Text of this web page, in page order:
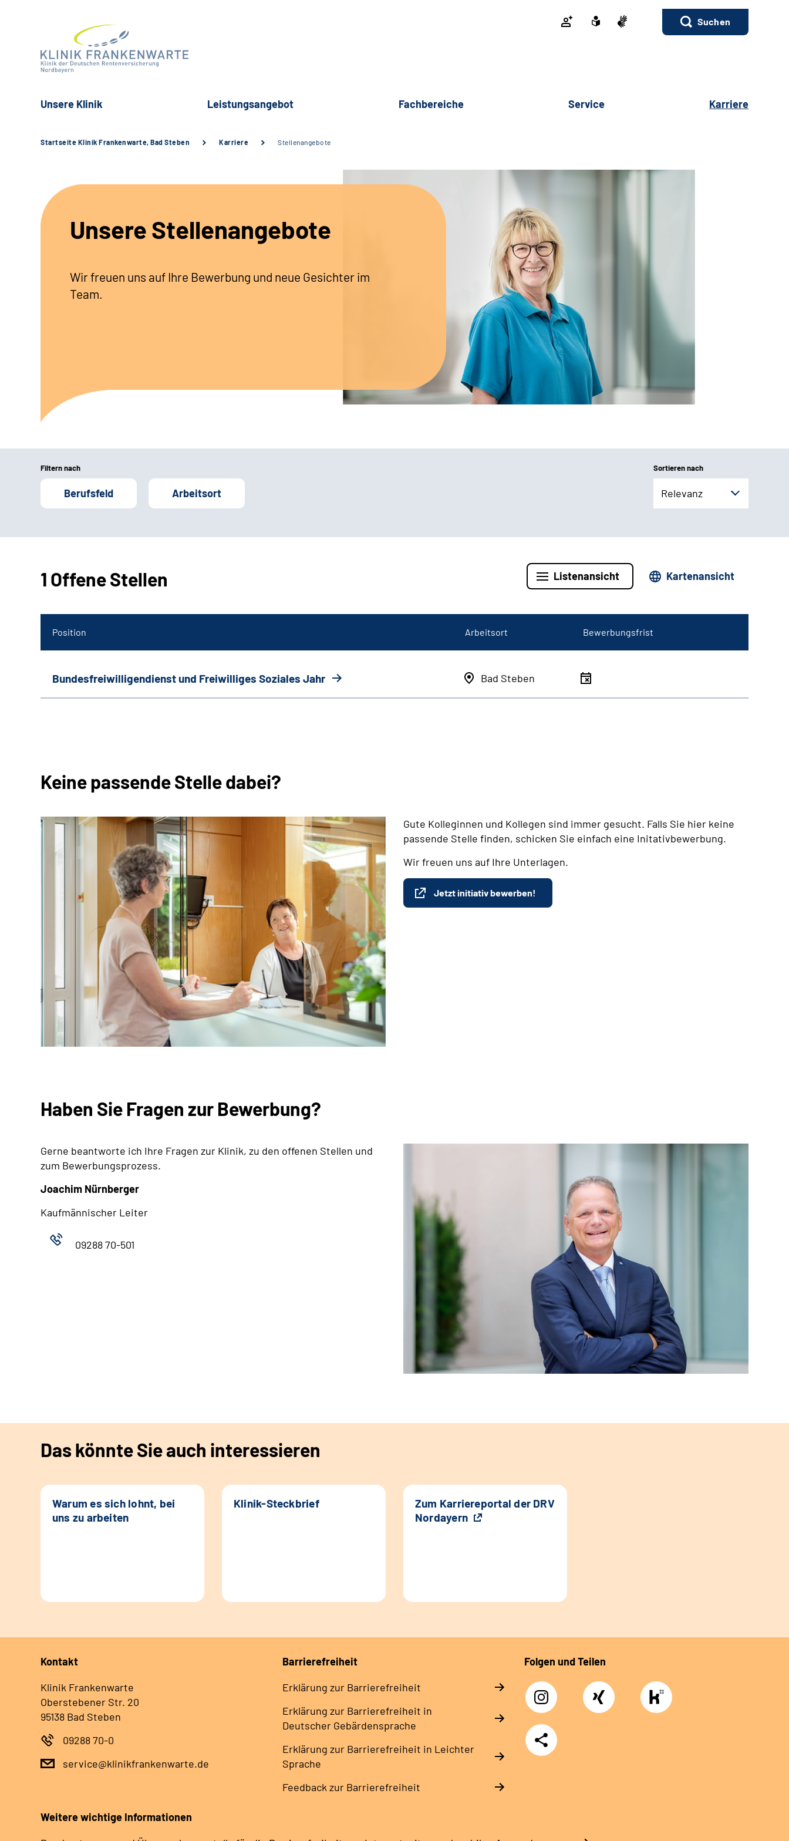
Suchen
Unsere Klinik Leistungsangebot Fachbereiche Service Karriere
Startseite Klinik Frankenwarte, Bad Steben Karriere Stellenangebote
Unsere Stellenangebote
Wir freuen uns auf Ihre Bewerbung und neue Gesichter im
Team.
Filtern nach
Berufsfeld Arbeitsort
Sortieren nach
Relevanz
1 Offene Stellen Listenansicht Kartenansicht
Position Arbeitsort Bewerbungsfrist
Bundesfreiwilligendienst und Freiwilliges Soziales Jahr Bad Steben
Keine passende Stelle dabei?
Gute Kolleginnen und Kollegen sind immer gesucht. Falls Sie hier keine
passende Stelle finden, schicken Sie einfach eine Initativbewerbung.
Wir freuen uns auf Ihre Unterlagen.
Jetzt initiativ bewerben!
Haben Sie Fragen zur Bewerbung?
Gerne beantworte ich Ihre Fragen zur Klinik, zu den offenen Stellen und
zum Bewerbungsprozess.
Joachim Nürnberger
Kaufmännischer Leiter
09288 70-501
Das könnte Sie auch interessieren
Warum es sich lohnt, bei
uns zu arbeiten
Klinik-Steckbrief
Zum Karriereportal der DRV
Nordayern
Kontakt
Klinik Frankenwarte
Oberstebener Str. 20
95138 Bad Steben
09288 70-0
service@klinikfrankenwarte.de
Barrierefreiheit
Erklärung zur Barrierefreiheit
Erklärung zur Barrierefreiheit in
Deutscher Gebärdensprache
Erklärung zur Barrierefreiheit in Leichter
Sprache
Feedback zur Barrierefreiheit
Folgen und Teilen
Instagram Xing
https://www.kununu.com/de/deutsche-
rentenversicherung-
nordbayern6
Teilen
Weitere wichtige Informationen